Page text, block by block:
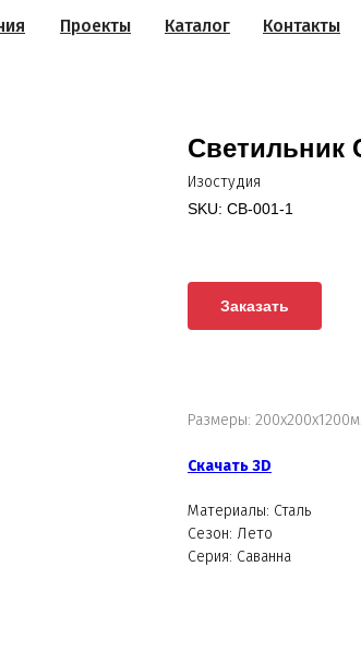
Контакты
Каталог
Проекты
Светильник
Изостудия
SKU: СВ-001-1
Заказать
Размеры:
Скачать 3D
Материалы: Сталь
Сезон: Лето
Серия: Саванна